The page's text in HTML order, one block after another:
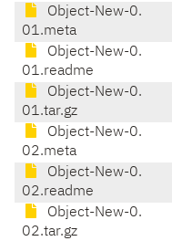
Object-New-0.
01.meta
Object-New-0.
01.readme
Object-New-0.
01.tar.gz
Object-New-0.
02.meta
Object-New-0.
02.readme
Object-New-0.
02.tar.gz